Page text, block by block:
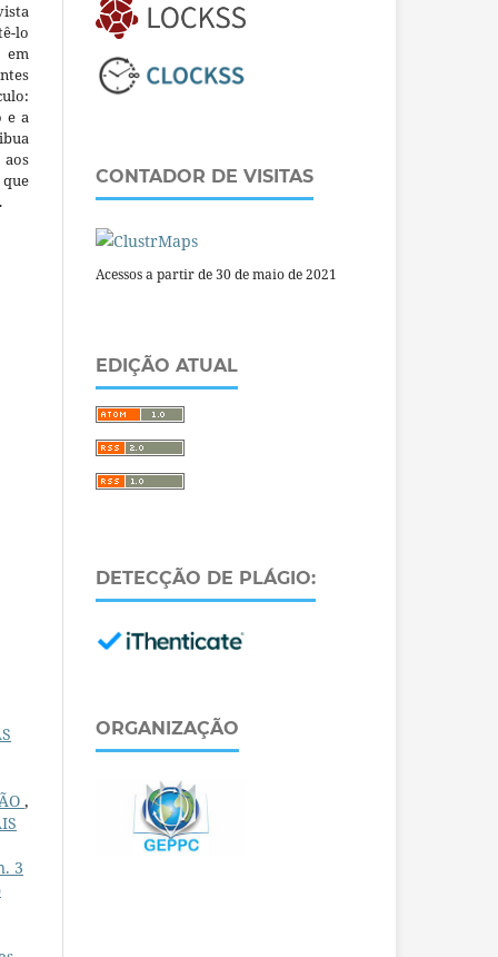
lo
em
e a
,
3
CONTADOR DE VISITAS
Acessos a partir de 30 de maio de 2021
EDIÇÃO ATUAL
DETECÇÃO DE PLÁGIO:
ORGANIZAÇÃO